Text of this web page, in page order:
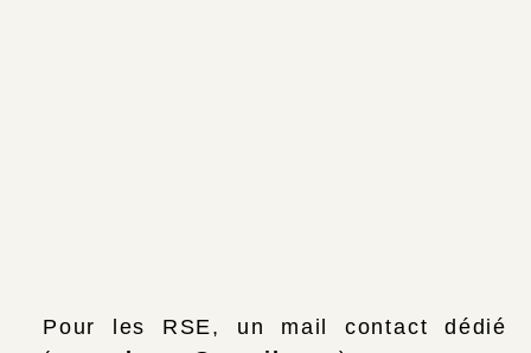
Pour les RSE, un mail contact dédié